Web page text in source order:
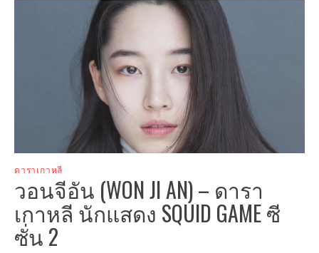
ดาราเกาหลี
วอนจีอัน (WON JI AN) – ดารา
เกาหลี นักแสดง SQUID GAME ซี
ซั่น 2